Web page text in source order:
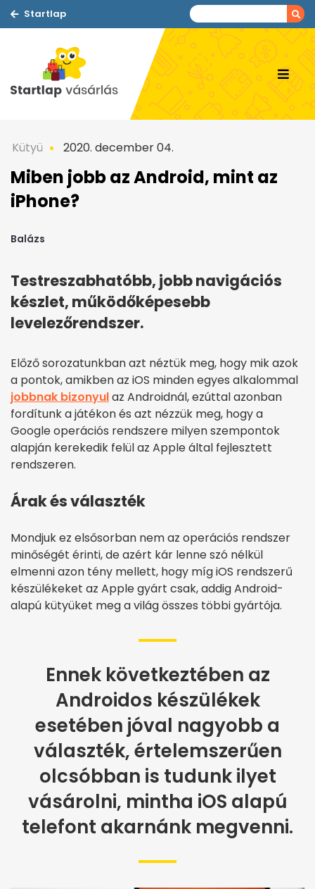
Startlap
Kütyü 2020. december 04.
Miben jobb az Android, mint az
iPhone?
Balázs
Testreszabhatóbb, jobb navigációs
készlet, működőképesebb
levelezőrendszer.
Előző sorozatunkban azt néztük meg, hogy mik azok
a pontok, amikben az iOS minden egyes alkalommal
jobbnak bizonyulaz Androidnál, ezúttal azonban
fordítunk a játékon és azt nézzük meg, hogy a
Google operációs rendszere milyen szempontok
alapján kerekedik felül az Apple által fejlesztett
rendszeren.
Árak és választék
Mondjuk ez elsősorban nem az operációs rendszer
minőségét érinti, de azért kár lenne szó nélkül
elmenni azon tény mellett, hogy míg iOS rendszerű
készülékeket az Apple gyárt csak, addig Android-
alapú kütyüket meg a világ összes többi gyártója.
Ennek következtében az
Androidos készülékek
esetében jóval nagyobb a
választék, értelemszerűen
olcsóbban is tudunk ilyet
vásárolni, mintha iOS alapú
telefont akarnánk megvenni.